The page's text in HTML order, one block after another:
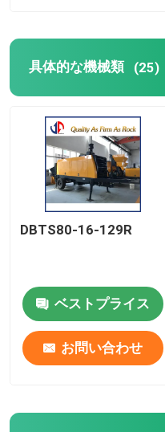
道路工事材料
道路試験装置
道の建設機械
土工の機械類
農業機械
鉱山機械
具体的な機械類 (25)
DBTS80-16-129R
ベストプライス
お問い合わせ